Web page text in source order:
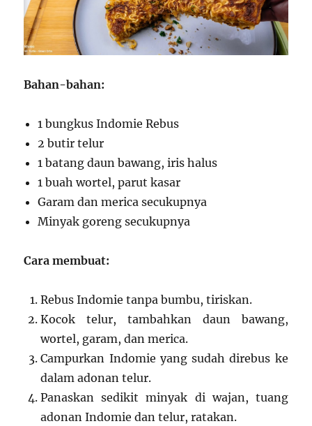
Bahan-bahan:
1 bungkus Indomie Rebus
2 butir telur
1 batang daun bawang, iris halus
1 buah wortel, parut kasar
Garam dan merica secukupnya
Minyak goreng secukupnya
Cara membuat:
Rebus Indomie tanpa bumbu, tiriskan.
Kocok telur, tambahkan daun bawang,
wortel, garam, dan merica.
Campurkan Indomie yang sudah direbus ke
dalam adonan telur.
Panaskan sedikit minyak di wajan, tuang
adonan Indomie dan telur, ratakan.